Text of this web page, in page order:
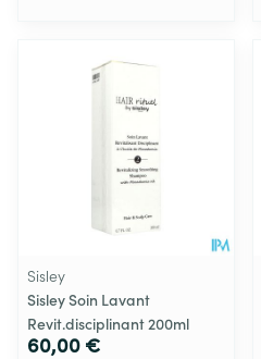
Sisley
Sisley Soin Lavant
Revit.disciplinant 200ml
60,00 €